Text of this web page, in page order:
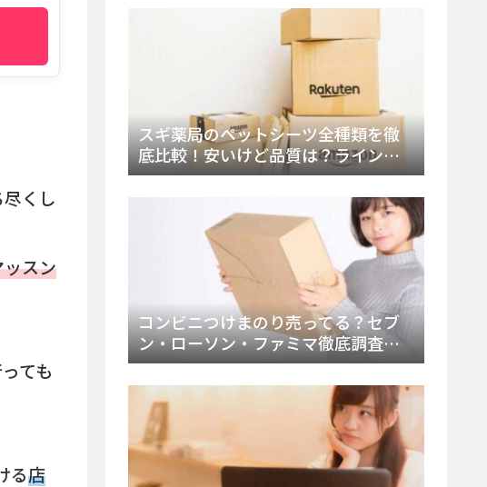
くし
スン
ても
る店
スギ薬局のペットシーツ全種類を徹
底比較！安いけど品質は？ラインナ
ップと販売店（Amazon・楽天含む）
コンビニつけまのり売ってる？セブ
ン・ローソン・ファミマ徹底調査！
ドンキや薬局、Amazon楽天で買う方
法まとめ